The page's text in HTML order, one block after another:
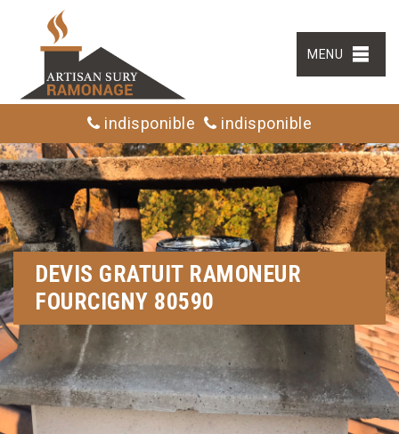
MENU
indisponible indisponible
DEVIS GRATUIT RAMONEUR
FOURCIGNY 80590